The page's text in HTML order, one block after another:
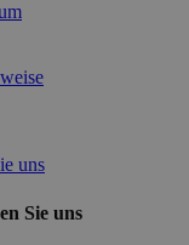
uns
Sie uns